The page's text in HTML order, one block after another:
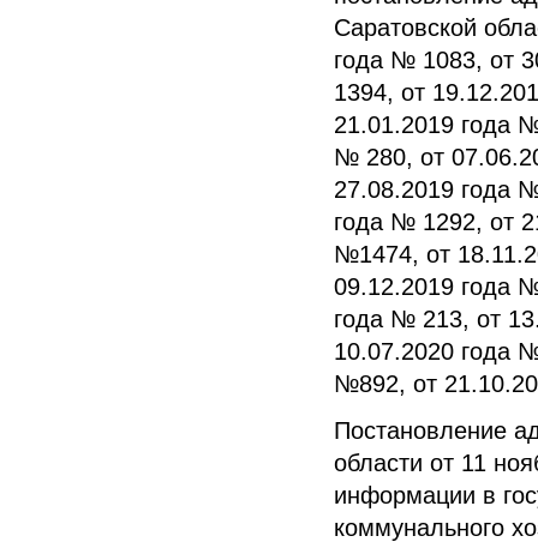
Саратовской
года № 1083, от
1394, от
21.01.2019 года
№ 280, от
27.08.2019 года
года № 1292, от
№1474, от
09.12.2019 года
года № 213, от
10.07.2020 года
№892, от
Постановление
области от 11
информации в
коммунального